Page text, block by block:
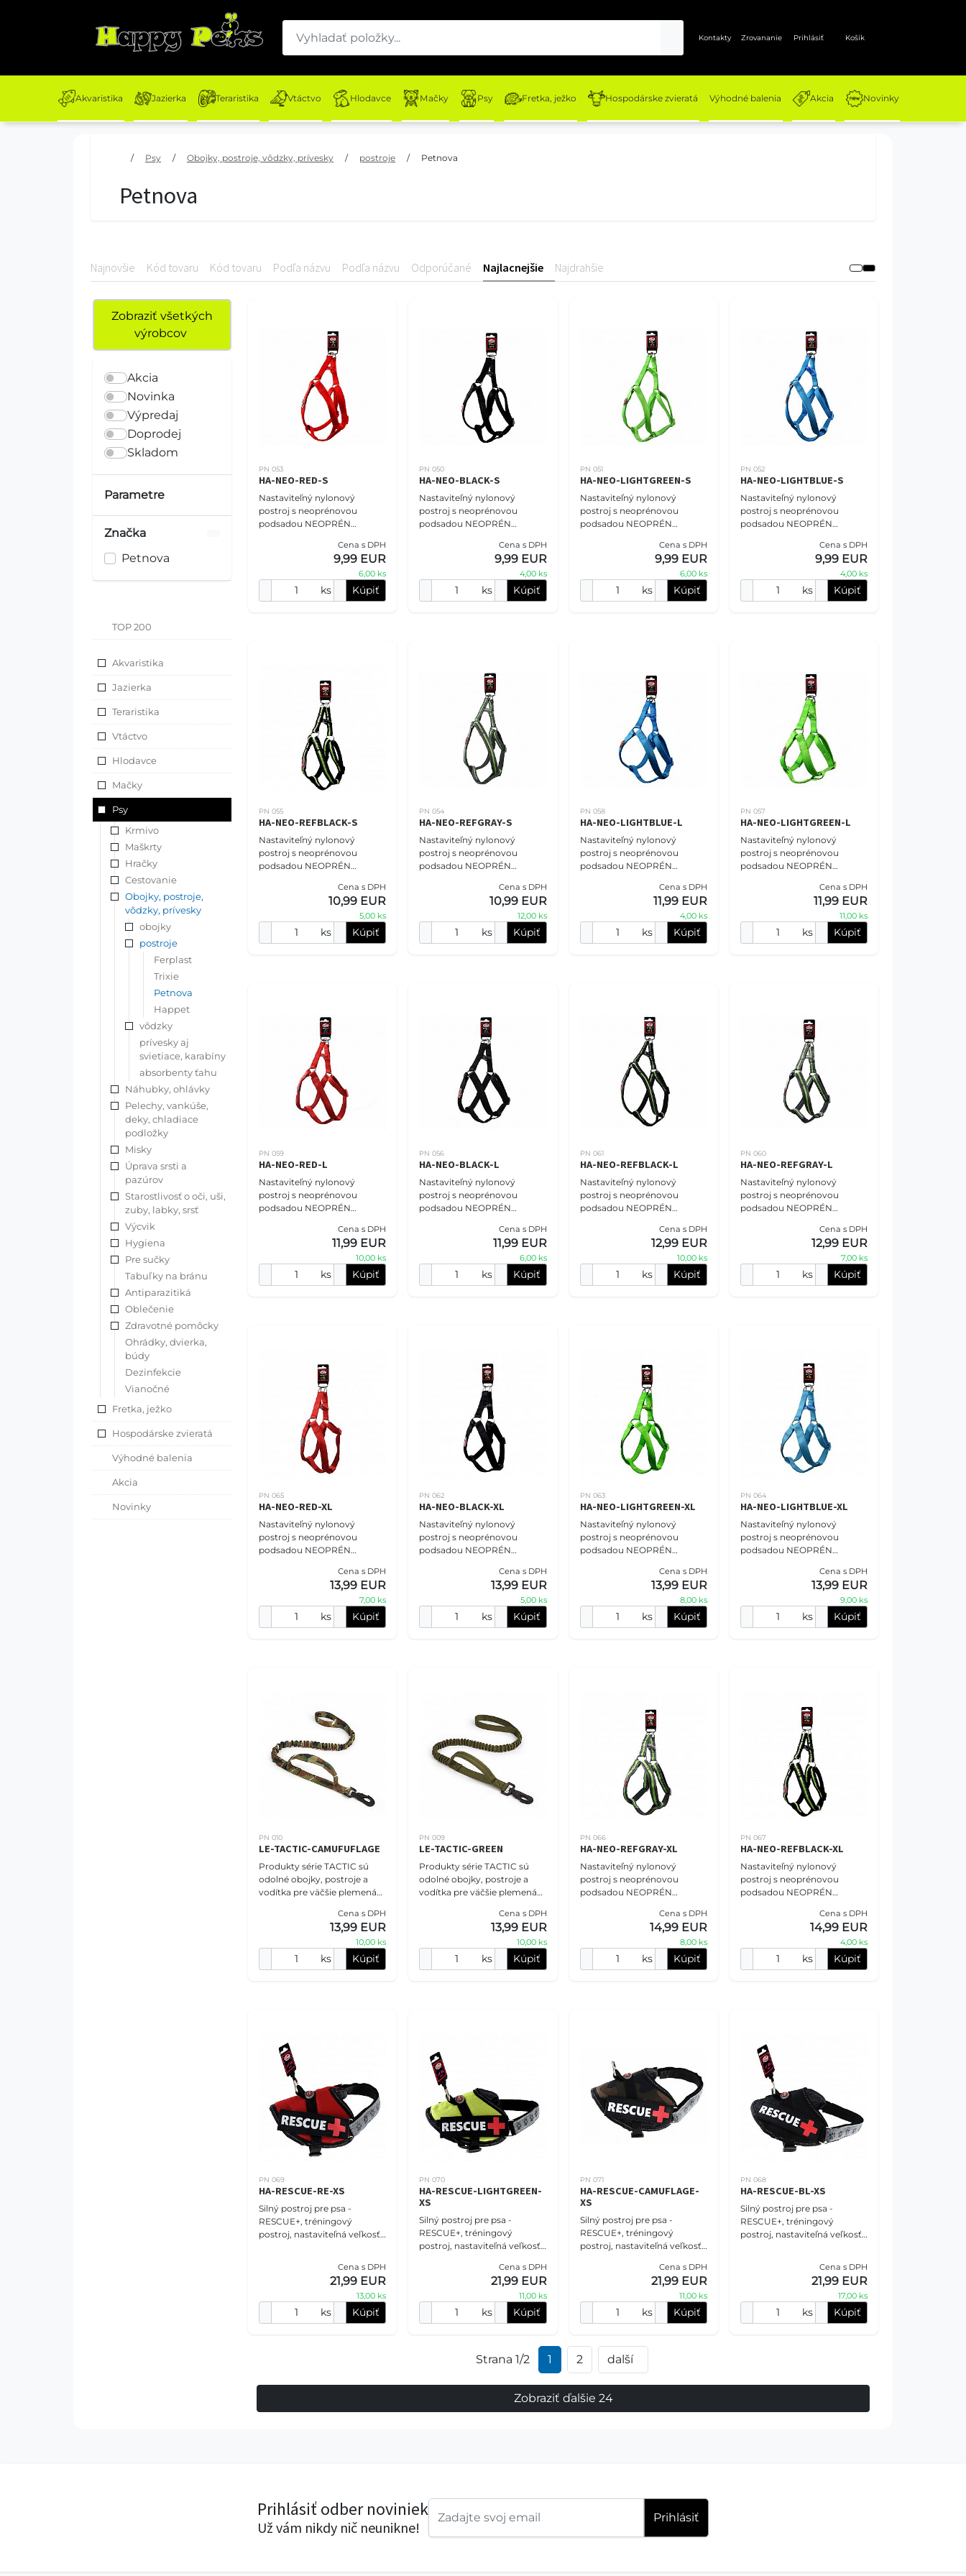
Kontakty Zrovananie Prihlásiť Košík
Akvaristika Jazierka Teraristika Vtáctvo Hlodavce Mačky Psy Fretka, ježko Hospodárske zvieratá Výhodné balenia Akcia Novinky
/ Psy / Obojky, postroje, vôdzky, prívesky / postroje / Petnova
Petnova
Najnovšie Kód tovaru Kód tovaru Podľa názvu Podľa názvu Odporúčané Najlacnejšie Najdrahšie
Zobraziť všetkých
výrobcov
Akcia
Novinka
Výpredaj
Doprodej
Skladom
Parametre
Značka
Petnova
TOP 200
Akvaristika
Jazierka
Teraristika
Vtáctvo
Hlodavce
Mačky
Psy
Krmivo
Maškrty
Hračky
Cestovanie
Obojky, postroje,
vôdzky, prívesky
obojky
postroje
Ferplast
Trixie
Petnova
Happet
vôdzky
prívesky aj
svietiace, karabíny
absorbenty ťahu
Náhubky, ohlávky
Pelechy, vankúše,
deky, chladiace
podložky
Misky
Úprava srsti a
pazúrov
Starostlivosť o oči, uši,
zuby, labky, srsť
Výcvik
Hygiena
Pre sučky
Tabuľky na bránu
Antiparazitiká
Oblečenie
Zdravotné pomôcky
Ohrádky, dvierka,
búdy
Dezinfekcie
Vianočné
Fretka, ježko
Hospodárske zvieratá
Výhodné balenia
Akcia
Novinky
PN 053
HA-NEO-RED-S
Nastaviteľný nylonový
postroj s neoprénovou
podsadou NEOPRÉN
(37-50 cm), červený. Postroje
PET NOVA vám určite
Cena s DPH
9,99 EUR
6,00 ks
ks Kúpiť
PN 050
HA-NEO-BLACK-S
Nastaviteľný nylonový
postroj s neoprénovou
podsadou NEOPRÉN
(37-50 cm), čierny. Postroje
PET NOVA vám určite
Cena s DPH
9,99 EUR
4,00 ks
ks Kúpiť
PN 051
HA-NEO-LIGHTGREEN-S
Nastaviteľný nylonový
postroj s neoprénovou
podsadou NEOPRÉN
(37-50 cm), bledozelený.
Postroje PET NOVA vám
Cena s DPH
9,99 EUR
6,00 ks
ks Kúpiť
PN 052
HA-NEO-LIGHTBLUE-S
Nastaviteľný nylonový
postroj s neoprénovou
podsadou NEOPRÉN
(37-50 cm), bledomodrý.
Postroje PET NOVA vám
Cena s DPH
9,99 EUR
4,00 ks
ks Kúpiť
PN 055
HA-NEO-REFBLACK-S
Nastaviteľný nylonový
postroj s neoprénovou
podsadou NEOPRÉN
(37-50 cm),reflexný čierny.
Postroje PET NOVA vám
Cena s DPH
10,99 EUR
5,00 ks
ks Kúpiť
PN 054
HA-NEO-REFGRAY-S
Nastaviteľný nylonový
postroj s neoprénovou
podsadou NEOPRÉN
(37-50 cm), reflexný šedý.
Postroje PET NOVA vám
Cena s DPH
10,99 EUR
12,00 ks
ks Kúpiť
PN 058
HA-NEO-LIGHTBLUE-L
Nastaviteľný nylonový
postroj s neoprénovou
podsadou NEOPRÉN
(41-58cm), bledomodrý.
Postroje PET NOVA vám
Cena s DPH
11,99 EUR
4,00 ks
ks Kúpiť
PN 057
HA-NEO-LIGHTGREEN-L
Nastaviteľný nylonový
postroj s neoprénovou
podsadou NEOPRÉN
(41-58cm),bledozelený.
Postroje PET NOVA vám
Cena s DPH
11,99 EUR
11,00 ks
ks Kúpiť
PN 059
HA-NEO-RED-L
Nastaviteľný nylonový
postroj s neoprénovou
podsadou NEOPRÉN
(41-58cm), červený. Postroje
PET NOVA vám určite
Cena s DPH
11,99 EUR
10,00 ks
ks Kúpiť
PN 056
HA-NEO-BLACK-L
Nastaviteľný nylonový
postroj s neoprénovou
podsadou NEOPRÉN
PET NOVA vám určite
Cena s DPH
11,99 EUR
6,00 ks
ks Kúpiť
PN 061
HA-NEO-REFBLACK-L
Nastaviteľný nylonový
postroj s neoprénovou
podsadou NEOPRÉN
(41-58cm),reflexný čierny.
Postroje PET NOVA vám
Cena s DPH
12,99 EUR
10,00 ks
ks Kúpiť
PN 060
HA-NEO-REFGRAY-L
Nastaviteľný nylonový
postroj s neoprénovou
podsadou NEOPRÉN
(41-58cm), reflexný šedý.
Postroje PET NOVA vám
Cena s DPH
12,99 EUR
7,00 ks
ks Kúpiť
PN 065
HA-NEO-RED-XL
Nastaviteľný nylonový
postroj s neoprénovou
podsadou NEOPRÉN
(47-68cm), červený. Postroje
PET NOVA vám určite
Cena s DPH
13,99 EUR
7,00 ks
ks Kúpiť
PN 062
HA-NEO-BLACK-XL
Nastaviteľný nylonový
postroj s neoprénovou
podsadou NEOPRÉN
PET NOVA vám určite
Cena s DPH
13,99 EUR
5,00 ks
ks Kúpiť
PN 063
HA-NEO-LIGHTGREEN-XL
Nastaviteľný nylonový
postroj s neoprénovou
podsadou NEOPRÉN
(47-68cm), bledozelený.
Postroje PET NOVA vám
Cena s DPH
13,99 EUR
8,00 ks
ks Kúpiť
PN 064
HA-NEO-LIGHTBLUE-XL
Nastaviteľný nylonový
postroj s neoprénovou
podsadou NEOPRÉN
(47-68cm), bledomodrý.
Postroje PET NOVA vám
Cena s DPH
13,99 EUR
9,00 ks
ks Kúpiť
PN 010
LE-TACTIC-CAMUFUFLAGE
Produkty série TACTIC sú
odolné obojky, postroje a
vodítka pre väčšie plemená
spojovacie prvky, pevné
plastové západky, výrazné šit
Cena s DPH
13,99 EUR
10,00 ks
ks Kúpiť
PN 009
LE-TACTIC-GREEN
Produkty série TACTIC sú
odolné obojky, postroje a
vodítka pre väčšie plemená
spojovacie prvky, pevné
plastové západky, výrazné šit
Cena s DPH
13,99 EUR
10,00 ks
ks Kúpiť
PN 066
HA-NEO-REFGRAY-XL
Nastaviteľný nylonový
postroj s neoprénovou
podsadou NEOPRÉN
(47-68cm), reflexný šedý.
Postroje PET NOVA vám
Cena s DPH
14,99 EUR
8,00 ks
ks Kúpiť
PN 067
HA-NEO-REFBLACK-XL
Nastaviteľný nylonový
postroj s neoprénovou
podsadou NEOPRÉN
(47-68cm),reflexný čierny.
Postroje PET NOVA vám
Cena s DPH
14,99 EUR
4,00 ks
ks Kúpiť
PN 069
HA-RESCUE-RE-XS
Silný postroj pre psa -
RESCUE+, tréningový
postroj, nastaviteľná veľkosť
materiál odolný proti
Cena s DPH
21,99 EUR
13,00 ks
ks Kúpiť
PN 070
HA-RESCUE-LIGHTGREEN-
XS
Silný postroj pre psa -
RESCUE+, tréningový
postroj, nastaviteľná veľkosť
Charakteristický: - vonkajší
materiál odolný pro
Cena s DPH
21,99 EUR
11,00 ks
ks Kúpiť
PN 071
HA-RESCUE-CAMUFLAGE-
XS
Silný postroj pre psa -
RESCUE+, tréningový
postroj, nastaviteľná veľkosť
Charakteristický: - vonkajší
materiál odolný proti
Cena s DPH
21,99 EUR
11,00 ks
ks Kúpiť
PN 068
HA-RESCUE-BL-XS
Silný postroj pre psa -
RESCUE+, tréningový
postroj, nastaviteľná veľkosť
materiál odolný proti po
Cena s DPH
21,99 EUR
17,00 ks
ks Kúpiť
Strana 1/2 1 2 další
Zobraziť ďalšie 24
Prihlásiť odber noviniek
Už vám nikdy nič neunikne!
Prihlásiť